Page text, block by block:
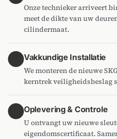
Onze technieker arriveert
meet de dikte van uw
cilindermaat.
Vakkundige Installatie
We monteren de nieuwe
kerntrek veiligheidsbeslag
Oplevering & Controle
U ontvangt uw nieuwe
eigendomscertificaat.